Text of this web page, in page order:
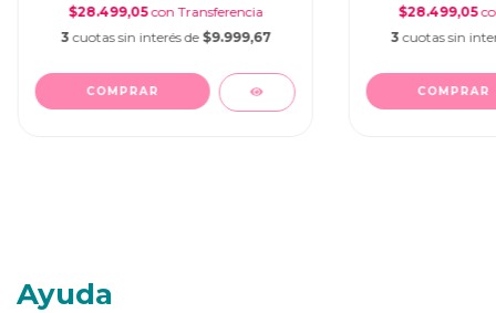
$28.499,05con
3 cuotas sin interés de $9.999,67
$28.499,05
3 cuotas sin
Ayuda